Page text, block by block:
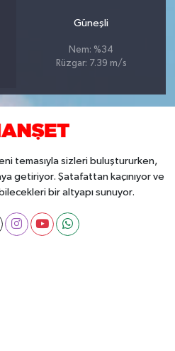
Güneşli
Nem: %34
Rüzgar: 7.39 m/s
temasıyla sizleri buluştururken,
getiriyor. Şatafattan kaçınıyor ve
bir altyapı sunuyor.